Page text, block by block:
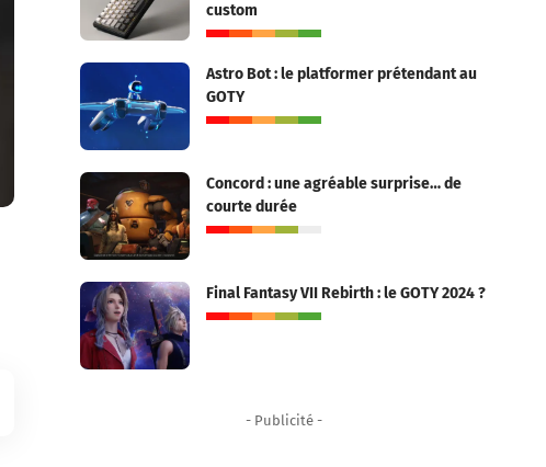
custom
Astro Bot : le platformer prétendant au
GOTY
Concord : une agréable surprise… de
courte durée
Final Fantasy VII Rebirth : le GOTY 2024 ?
- Publicité -